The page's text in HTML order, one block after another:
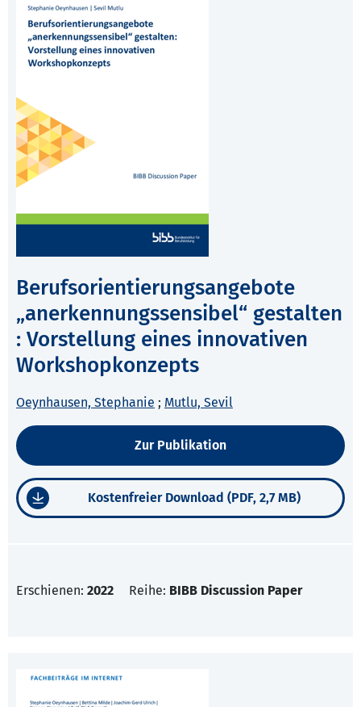
Berufsorientierungsangebote
„anerkennungssensibel“ gestalten
: Vorstellung eines innovativen
Workshopkonzepts
Oeynhausen, Stephanie ; Mutlu, Sevil
Zur Publikation
Kostenfreier Download (PDF, 2,7 MB)
Erschienen: 2022 Reihe: BIBB Discussion Paper